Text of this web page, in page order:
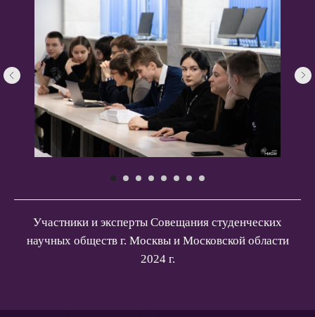
Участники и эксперты Совещания студенческих
научных обществ г. Москвы и Московской области
2024 г.